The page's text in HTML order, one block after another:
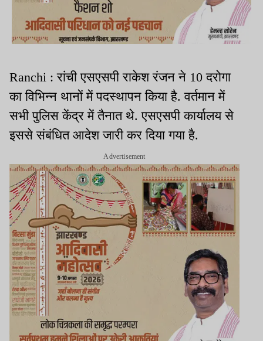
Ranchi : रांची एसएसपी राकेश रंजन ने 10 दरोगा
का विभिन्न थानों में पदस्थापन किया है. वर्तमान में
सभी पुलिस केंद्र में तैनात थे. एसएसपी कार्यालय से
इससे संबंधित आदेश जारी कर दिया गया है.
Advertisement